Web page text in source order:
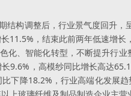
结构调整后，行业景气度回升
11.5%，结束此前两年低速增
化、智能化转型，不断提升行
9.6%，高模纱同比增长高达
下降18.2%，行业高端化发展